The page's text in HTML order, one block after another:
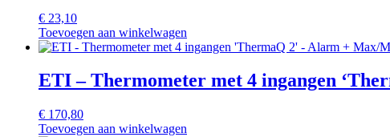
€ 23,10
Toevoegen aan winkelwagen
ETI – Thermometer met 4 ingangen
€ 170,80
Toevoegen aan winkelwagen